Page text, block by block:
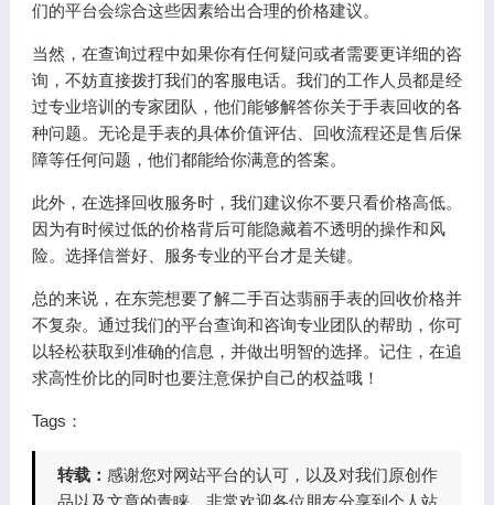
们的平台会综合这些因素给出合理的价格建议。
当然，在查询过程中如果你有任何疑问或者需要更详细的咨
询，不妨直接拨打我们的客服电话。我们的工作人员都是经
过专业培训的专家团队，他们能够解答你关于手表回收的各
种问题。无论是手表的具体价值评估、回收流程还是售后保
障等任何问题，他们都能给你满意的答案。
此外，在选择回收服务时，我们建议你不要只看价格高低。
因为有时候过低的价格背后可能隐藏着不透明的操作和风
险。选择信誉好、服务专业的平台才是关键。
总的来说，在东莞想要了解二手百达翡丽手表的回收价格并
不复杂。通过我们的平台查询和咨询专业团队的帮助，你可
以轻松获取到准确的信息，并做出明智的选择。记住，在追
求高性价比的同时也要注意保护自己的权益哦！
Tags：
转载： 感谢您对网站平台的认可，以及对我们原创作
品以及文章的青睐，非常欢迎各位朋友分享到个人站